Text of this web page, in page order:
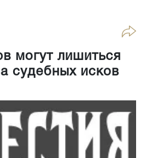
могут лишиться
судебных исков